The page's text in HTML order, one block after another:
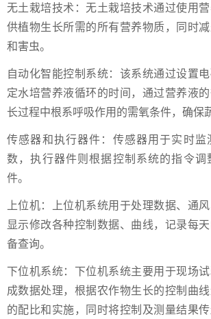
无土栽培技术：无土栽培技术通过使用
供植物生长所需的所有营养物质，同时
和害虫。
自动化智能控制系统：该系统通过设置
定水培营养液循环的时间，通过营养液
长过程中根系呼吸作用的需氧条件，确保
传感器和执行器件：传感器用于实时监
数，执行器件则根据控制系统的指令调
件。
上位机：上位机系统用于处理数据、通
显示修改各种控制数据、曲线，记录每
备查询。
下位机系统：下位机系统主要用于现场
成数据处理，根据农作物生长的控制曲
的配比和实施，同时将控制及测量结果